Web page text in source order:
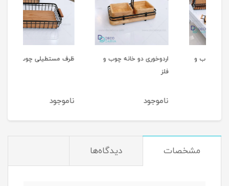
اردوخوری دو خانه چوب و
ظرف مستطیلی چوب و فلز
مشخصات دیدگاه‌ها